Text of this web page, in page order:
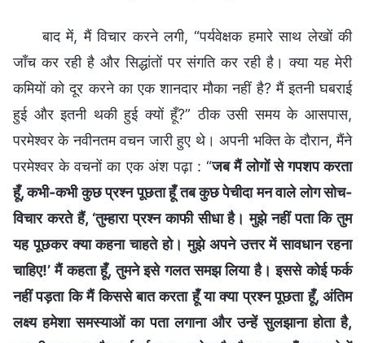
बाद में, मैं विचार करने लगी, “पर्यवेक्षक हमारे साथ लेखों की
जाँच कर रही है और सिद्धांतों पर संगति कर रही है। क्या यह मेरी
कमियों को दूर करने का एक शानदार मौका नहीं है? मैं इतनी घबराई
हुई और इतनी थकी हुई क्यों हूँ?” ठीक उसी समय के आसपास,
परमेश्वर के नवीनतम वचन जारी हुए थे। अपनी भक्ति के दौरान, मैंने
परमेश्वर के वचनों का एक अंश पढ़ा : “जब मैं लोगों से गपशप करता
हूँ, कभी-कभी कुछ प्रश्न पूछता हूँ तब कुछ पेचीदा मन वाले लोग सोच-
विचार करते हैं, ‘तुम्हारा प्रश्न काफी सीधा है। मुझे नहीं पता कि तुम
यह पूछकर क्या कहना चाहते हो। मुझे अपने उत्तर में सावधान रहना
चाहिए!’ मैं कहता हूँ, तुमने इसे गलत समझ लिया है। इससे कोई फर्क
नहीं पड़ता कि मैं किससे बात करता हूँ या क्या प्रश्न पूछता हूँ, अंतिम
लक्ष्य हमेशा समस्याओं का पता लगाना और उन्हें सुलझाना होता है,